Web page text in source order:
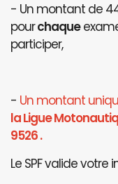
- Un montant de
pourchaque
participer,
- Un montant
la Ligue
9526 .
Le SPF valide